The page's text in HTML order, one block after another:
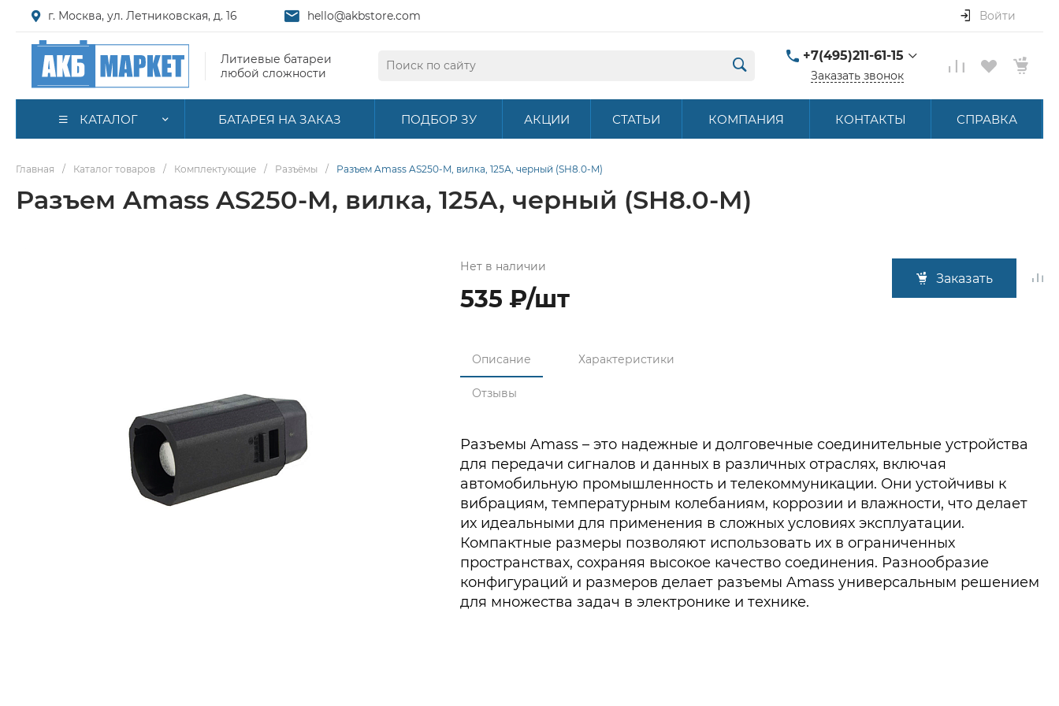
г. Москва, ул. Летниковская, д. 16 hello@akbstore.com Войти
Литиевые батареи
любой сложности
+7(495)211-61-15
+7(495)211-61-15
г. Москва, ул.
Заказать звонок
КАТАЛОГ БАТАРЕЯ НА ЗАКАЗ ПОДБОР ЗУ АКЦИИ СТАТЬИ КОМПАНИЯ КОНТАКТЫ СПРАВКА
Главная / Каталог товаров / Комплектующие / Разъёмы / Разъем Amass AS250-M, вилка, 125А, черный (SH8.0-M)
Разъем Amass AS250-M, вилка, 125А, черный (SH8.0-M)
Нет в наличии
535 ₽/шт
Заказать
Описание Характеристики
Отзывы
Разъемы Amass – это надежные и долговечные соединительные устройства
для передачи сигналов и данных в различных отраслях, включая
автомобильную промышленность и телекоммуникации. Они устойчивы к
вибрациям, температурным колебаниям, коррозии и влажности, что делает
их идеальными для применения в сложных условиях эксплуатации.
Компактные размеры позволяют использовать их в ограниченных
пространствах, сохраняя высокое качество соединения. Разнообразие
конфигураций и размеров делает разъемы Amass универсальным решением
для множества задач в электронике и технике.